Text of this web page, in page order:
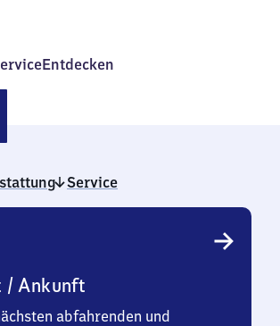
Entdecken
Service
/ Ankunft
abfahrenden und